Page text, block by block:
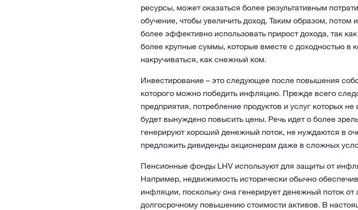
ресурсы, может оказаться более результативным
обучение, чтобы увеличить доход. Таким образом,
более эффективно использовать прирост дохода, так
более крупные суммы, которые вместе с доходностью в
накручиваться, как снежный ком.
Инвестирование – это следующее после повышения
которого можно победить инфляцию. Прежде всего
предприятия, потребление продуктов и услуг которых
будет вынуждено повысить цены. Речь идет о более
генерируют хороший денежный поток, не нуждаются в
предложить дивиденды акционерам даже в сложных
Пенсионные фонды LHV используют для защиты от
Например, недвижимость исторически обычно
инфляции, поскольку она генерирует денежный поток
долгосрочному повышению стоимости активов. В